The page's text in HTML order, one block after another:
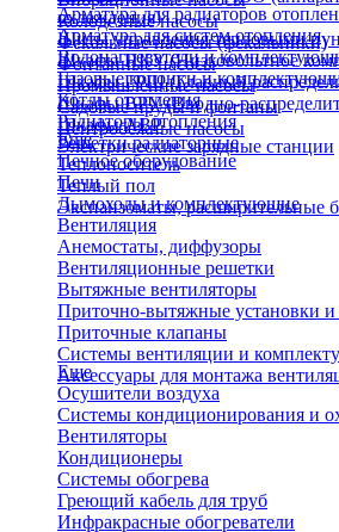
Колодезные насосы
Фекальные насосы (фекальники)
Фонтанные насосы
Промышленные насосы
Садовые пруды и фонтаны
Центробежные насосы
охлаждения)
Щиты управления тепловыми
Шкафы НКУ (Низковольтное
Шкафы ГРЩ (Главный
Шкафы ВРУ (Вводно-
Шкафы АВР
Электрические зарядные станции
Арматура для радиаторов
Арматура для систем отопления
Водонагреватели и
Газовые колонки и
Котлы отопления
Радиаторы отопления
Решетки радиаторные
Теплоноситель
Теплый пол
Экспанзоматы, расширительные
Еще
Печное оборудование
Печи
Дымоходы и комплектующие
Вентиляция
Анемостаты, диффузоры
Вентиляционные решетки
Вытяжные вентиляторы
Приточно-вытяжные установки
Приточные клапаны
Системы вентиляции и
Аксессуары для монтажа
Еще
Осушители воздуха
Системы кондиционирования и
Вентиляторы
Кондиционеры
Системы обогрева
Греющий кабель для труб
Инфракрасные обогреватели